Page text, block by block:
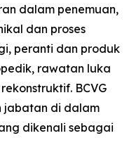
dalam penemuan,
dan proses
peranti dan produk
rawatan luka
BCVG
jabatan di dalam
dikenali sebagai